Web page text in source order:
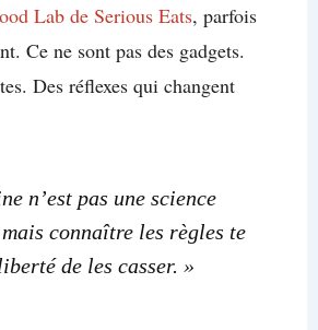
Lab de Serious Eats, parfois
Ce ne sont pas des gadgets.
Des réflexes qui changent
n’est pas une science
connaître les règles te
de les casser. »